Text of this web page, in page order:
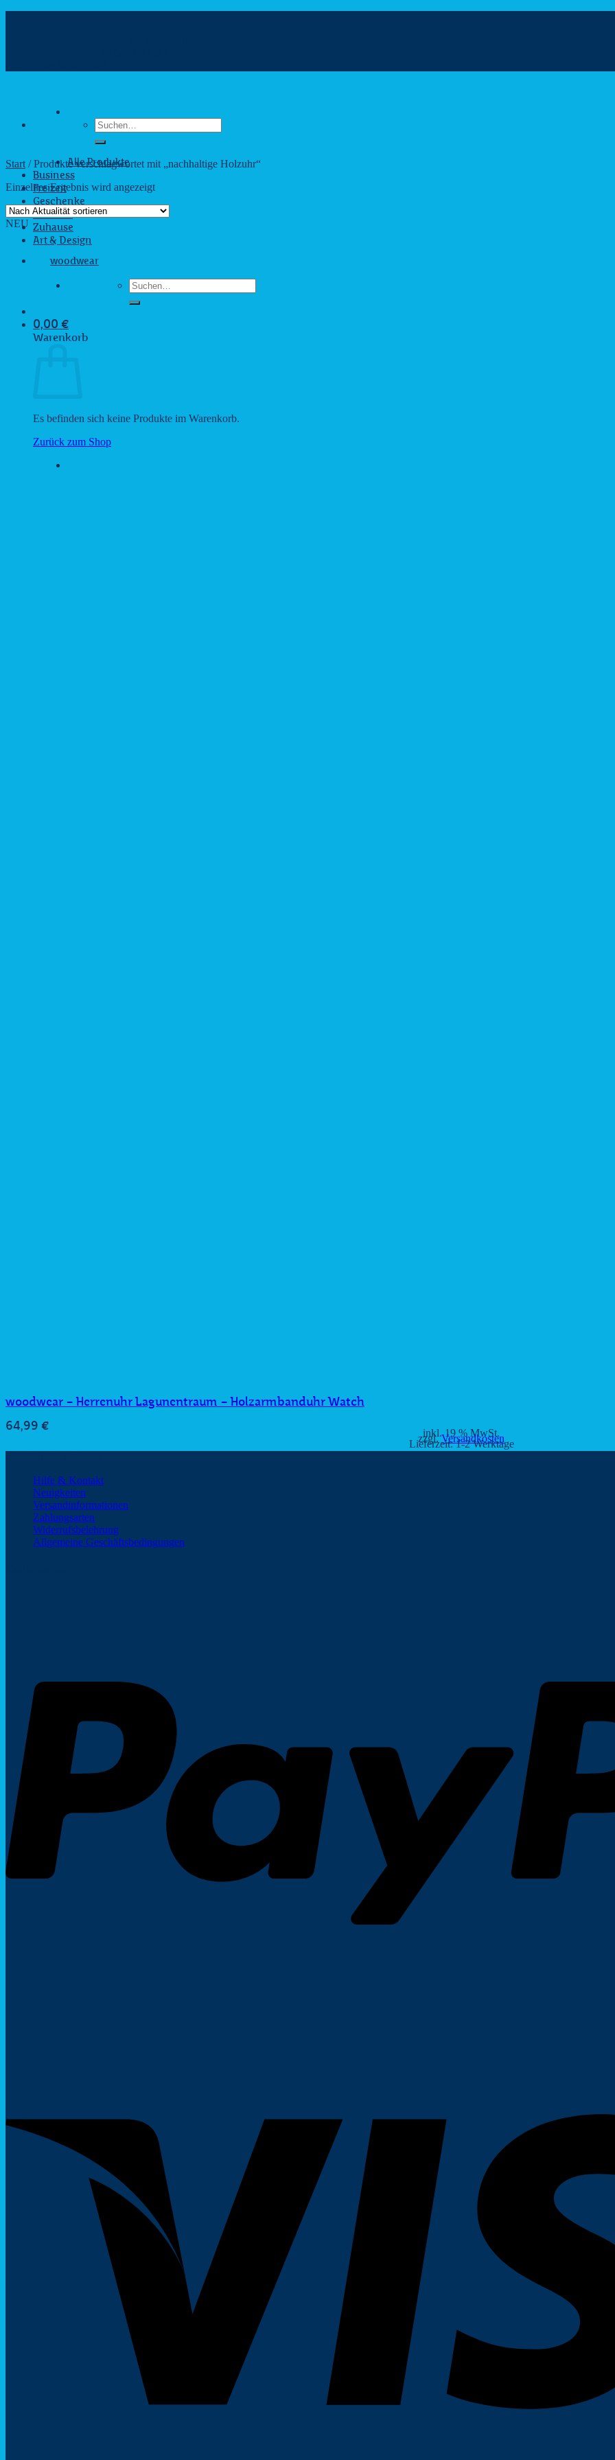
Suchen
nach:
Alle Produkte
Business
Freizeit
Geschenke
Outdoor
Zuhause
Art & Design
woodwear
Suchen
nach:
0,00 €
Warenkorb
Es befinden sich keine Produkte im Warenkorb.
Zurück zum Shop
Start /Produkte verschlagwortet mit „nachhaltige Holzuhr“
Einzelnes Ergebnis wird angezeigt
NEU
woodwear – Herrenuhr Lagunentraum – Holzarmbanduhr Watch
64,99 € inkl. 19 % MwSt.
zzgl.Versandkosten
Lieferzeit:1-2 Werktage
Hilfe & Kontakt
Neuigkeiten
Versandinformationen
Zahlungsarten
Widerrufsbelehrung
Allgemeine Geschäftsbedingungen